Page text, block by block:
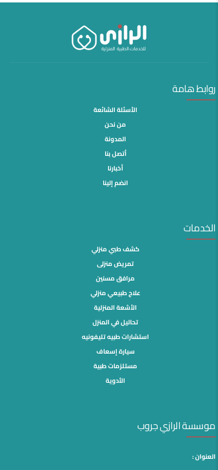
روابط هامة
الأسئلة الشائعة
من نحن
المدونة
أتصل بنا
أخبارنا
انضم إلينا
الخدمات
كشف طبي منزلي
تمريض منزلى
مرافق مسنين
علاج طبيعي منزلي
الأشعة المنزلية
تحاليل في المنزل
استشارات طبيه تليفونيه
سيارة إسعاف
مستلزمات طبية
الأدوية
موسسة الرازي جروب
العنوان :